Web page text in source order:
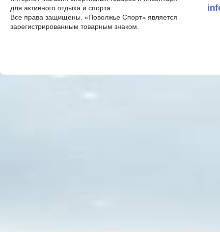
для активного отдыха и спорта
Все права защищены. «Поволжье Спорт» является
зарегистрированным товарным знаком.